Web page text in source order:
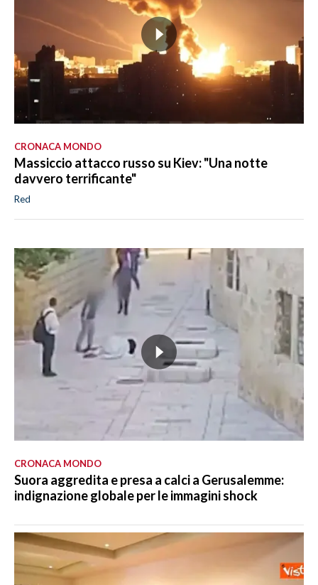
CRONACA MONDO
Massiccio attacco russo su Kiev: "Una notte
davvero terrificante"
Red
CRONACA MONDO
Suora aggredita e presa a calci a Gerusalemme:
indignazione globale per le immagini shock